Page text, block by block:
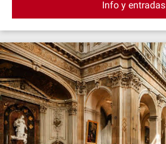
Info y entradas